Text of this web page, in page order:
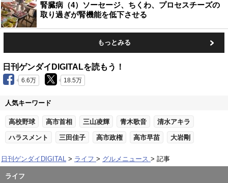
腎臓病（4）ソーセージ、ちくわ、プロセスチーズの
取り過ぎが腎機能を低下させる
もっとみる
日刊ゲンダイDIGITALを読もう！
6.6万 18.5万
人気キーワード
高校野球 高市首相 三山凌輝 青木歌音 清水アキラ
ハラスメント 三田佳子 高市政権 高市早苗 大岩剛
日刊ゲンダイDIGITAL ライフ グルメニュース 記事
ライフ